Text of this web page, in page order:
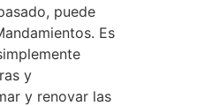
puede
Es
y
y renovar las